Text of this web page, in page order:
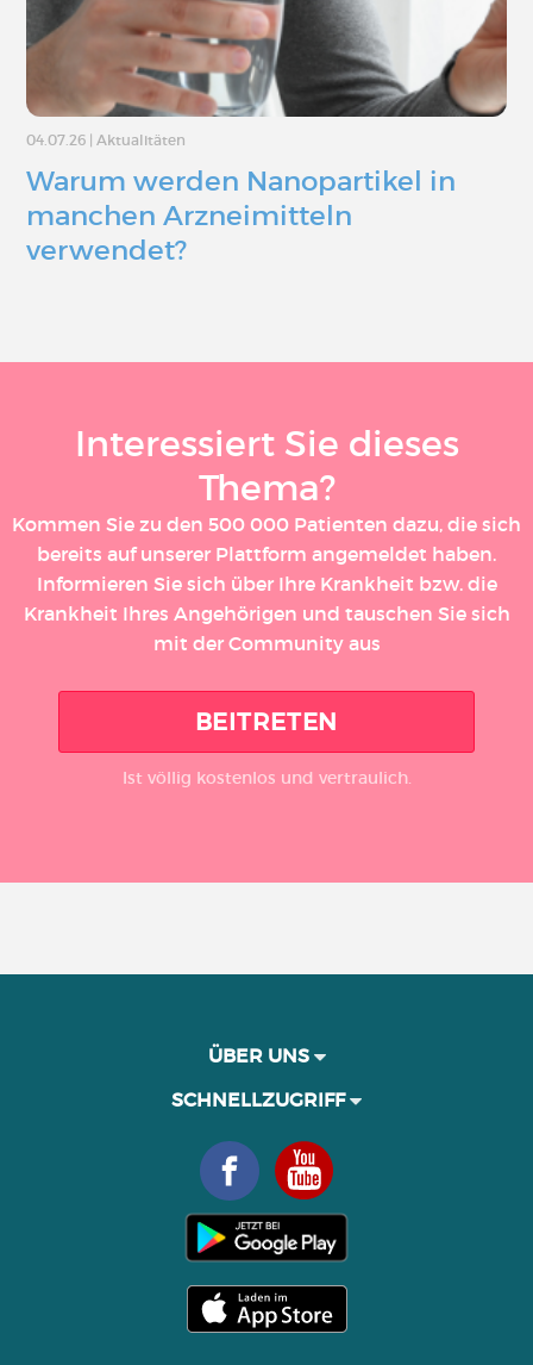
04.07.26 Aktualitäten
Warum werden Nanopartikel in
manchen Arzneimitteln
verwendet?
Interessiert Sie dieses
Thema?
Kommen Sie zu den 500 000 Patienten dazu, die sich
bereits auf unserer Plattform angemeldet haben.
Informieren Sie sich über Ihre Krankheit bzw. die
Krankheit Ihres Angehörigen und tauschen Sie sich
mit der Community aus
BEITRETEN
Ist völlig kostenlos und vertraulich.
ÜBER UNS
SCHNELLZUGRIFF